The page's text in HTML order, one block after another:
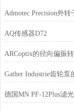
AQ传感器D72
ARCoptix的径向偏振
Gather Industrie齿轮泵
德国MN PF-12Plus滤